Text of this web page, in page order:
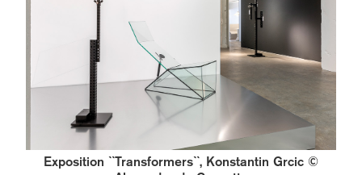
Exposition ``Transformers``, Konstantin Grcic ©